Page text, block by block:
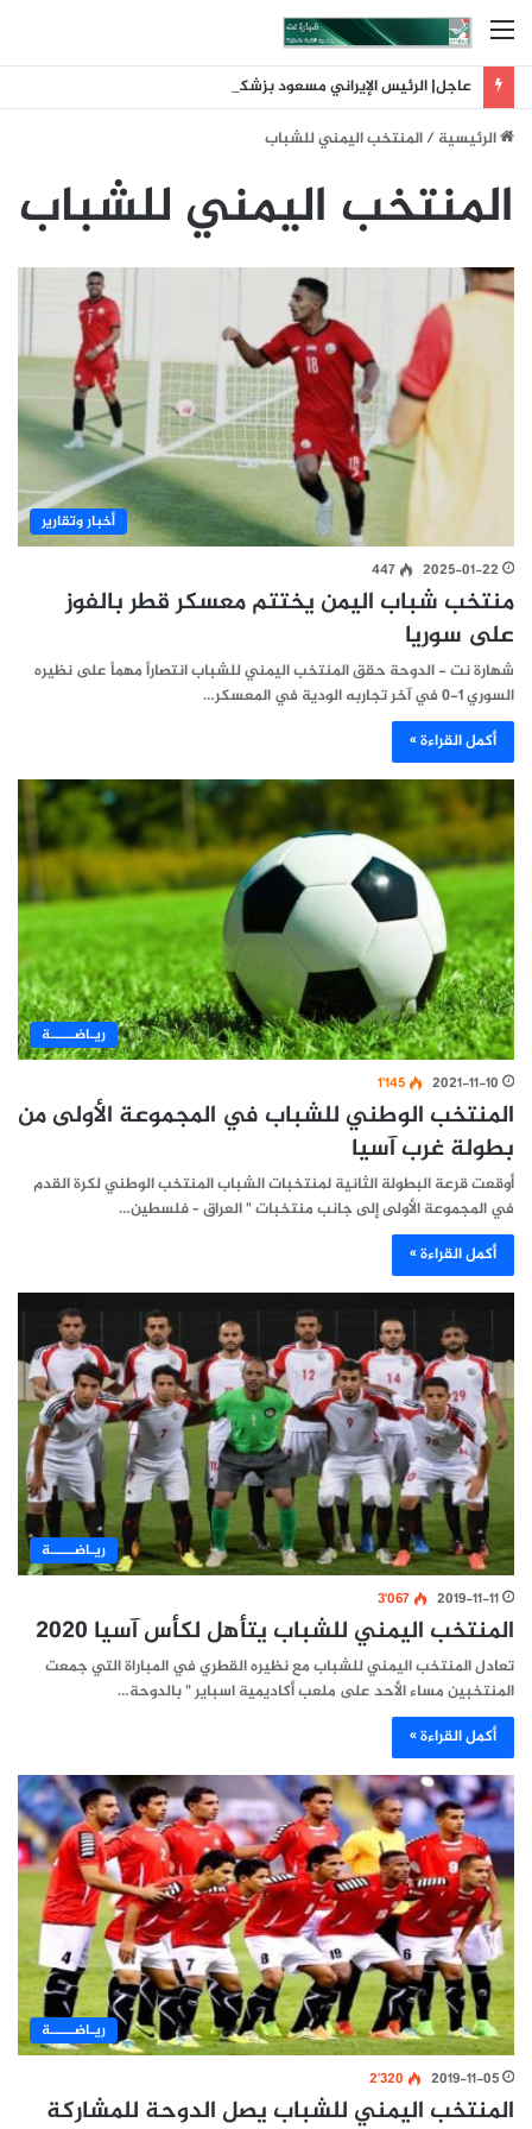
القائمة
الرئيسية/المنتخب اليمني للشباب
المنتخب اليمني للشباب
أخبار وتقارير
2025-01-22
447
منتخب شباب اليمن يختتم معسكر قطر بالفوز
على سوريا
شهارة نت - الدوحة حقق المنتخب اليمني للشباب انتصاراً مهماً على نظيره
السوري 1-0 في آخر تجاربه الودية في المعسكر…
أكمل القراءة »
ريـاضـــــة
2021-11-10 1٬145
المنتخب الوطني للشباب في المجموعة الأولى من
بطولة غرب آسيا
أوقعت قرعة البطولة الثانية لمنتخبات الشباب المنتخب الوطني لكرة القدم
في المجموعة الأولى إلى جانب منتخبات " العراق – فلسطين…
أكمل القراءة »
ريـاضـــــة
2019-11-11 3٬067
المنتخب اليمني للشباب يتأهل لكأس آسيا 2020
تعادل المنتخب اليمني للشباب مع نظيره القطري في المباراة التي جمعت
المنتخبين مساء الأحد على ملعب أكاديمية اسباير " بالدوحة…
أكمل القراءة »
ريـاضـــــة
2019-11-05 2٬320
المنتخب اليمني للشباب يصل الدوحة للمشاركة